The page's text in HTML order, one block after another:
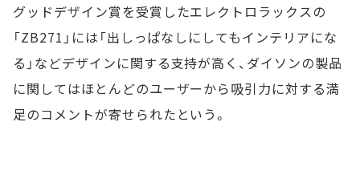
グッドデザイン賞を受賞したエレクトロラックスの
「ZB271」には「出しっぱなしにしてもインテリアにな
る」などデザインに関する支持が高く、ダイソンの製品
に関してはほとんどのユーザーから吸引力に対する満
足のコメントが寄せられたという。